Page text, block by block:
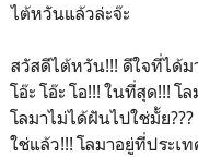
ไต้หวันแล้วล่ะจ๊ะ
สวัสดีไต้หวัน!!! ดีใจที่ได้
โอ๊ะ โอ๊ะ โอ!!! ในที่สุด!!!
โลมาไม่ได้ฝันไปใช่มั้ย???
ใช่แล้ว!!! โลมาอยู่ที่ประเ